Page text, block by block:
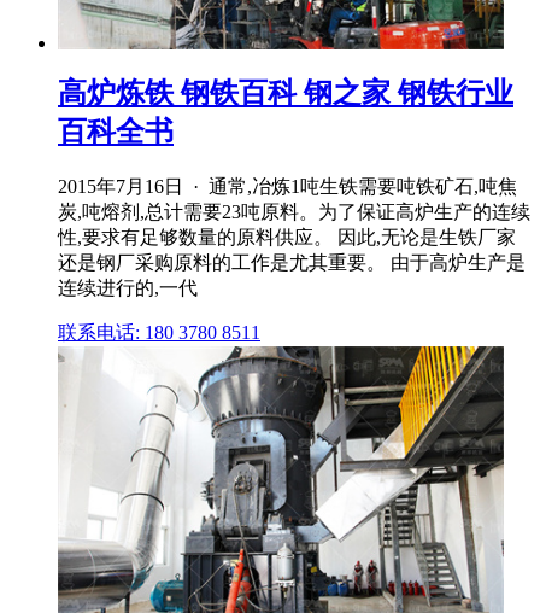
高炉炼铁 钢铁百科 钢之家 钢铁行业
百科全书
2015年7月16日 · 通常,冶炼1吨生铁需要吨铁矿石,吨焦
炭,吨熔剂,总计需要23吨原料。为了保证高炉生产的连续
性,要求有足够数量的原料供应。 因此,无论是生铁厂家
还是钢厂采购原料的工作是尤其重要。 由于高炉生产是
连续进行的,一代
联系电话: 180 3780 8511